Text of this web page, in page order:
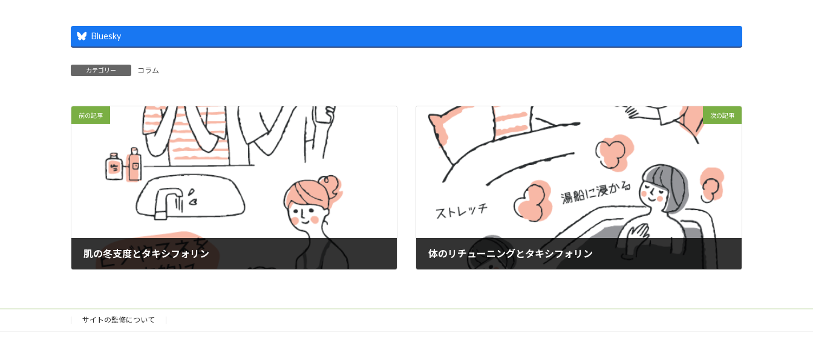
Bluesky
カテゴリー コラム
前の記事
肌の冬支度とタキシフォリン
次の記事
体のリチューニングとタキシフォリン
サイトの監修について